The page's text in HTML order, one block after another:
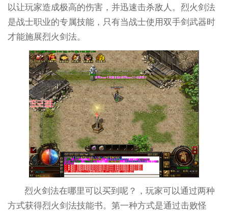
以让玩家造成极高的伤害，并迅速击杀敌人。烈火剑法
是战士职业的专属技能，只有当战士使用双手剑武器时
才能施展烈火剑法。
烈火剑法在哪里可以买到呢？，玩家可以通过两种
方式获得烈火剑法技能书。第一种方式是通过击败怪